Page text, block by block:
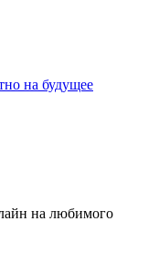
на будущее
на любимого